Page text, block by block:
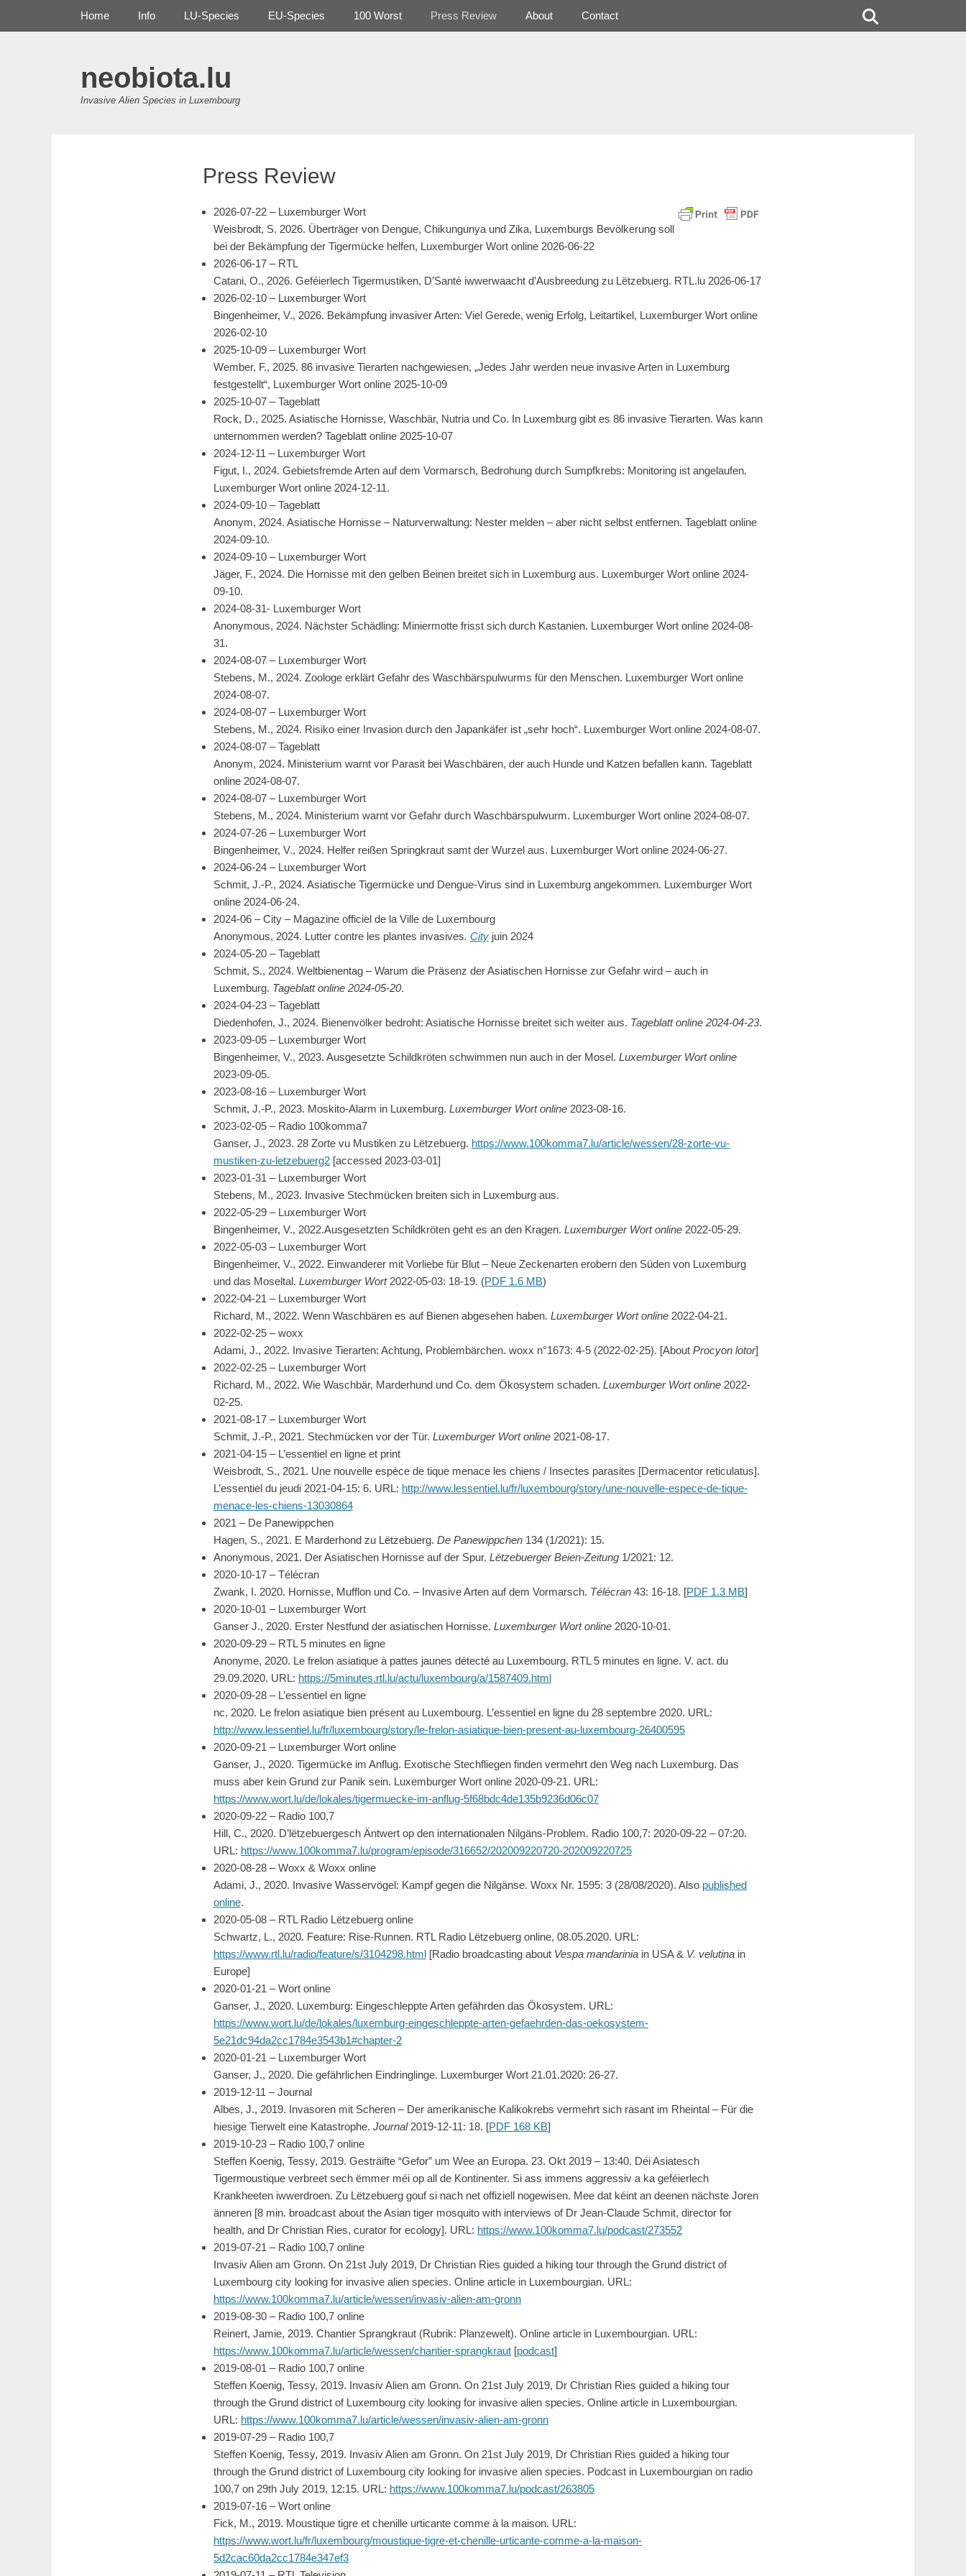
neobiota.lu
Invasive Alien Species in Luxembourg
Primary Menu
Home Info LU-Species EU-Species 100 Worst Press Review About Contact
Press Review
2026-07-22 – Luxemburger Wort
Weisbrodt, S. 2026. Überträger von Dengue, Chikungunya und Zika, Luxemburgs Bevölkerung soll
bei der Bekämpfung der Tigermücke helfen, Luxemburger Wort online 2026-06-22
2026-06-17 – RTL
Catani, O., 2026. Geféierlech Tigermustiken, D’Santé iwwerwaacht d’Ausbreedung zu Lëtzebuerg. RTL.lu 2026-06-17
2026-02-10 – Luxemburger Wort
Bingenheimer, V., 2026. Bekämpfung invasiver Arten: Viel Gerede, wenig Erfolg, Leitartikel, Luxemburger Wort online
2026-02-10
2025-10-09 – Luxemburger Wort
Wember, F., 2025. 86 invasive Tierarten nachgewiesen, „Jedes Jahr werden neue invasive Arten in Luxemburg
festgestellt“, Luxemburger Wort online 2025-10-09
2025-10-07 – Tageblatt
Rock, D., 2025. Asiatische Hornisse, Waschbär, Nutria und Co. In Luxemburg gibt es 86 invasive Tierarten. Was kann
unternommen werden? Tageblatt online 2025-10-07
2024-12-11 – Luxemburger Wort
Figut, I., 2024. Gebietsfremde Arten auf dem Vormarsch, Bedrohung durch Sumpfkrebs: Monitoring ist angelaufen.
Luxemburger Wort online 2024-12-11.
2024-09-10 – Tageblatt
Anonym, 2024. Asiatische Hornisse – Naturverwaltung: Nester melden – aber nicht selbst entfernen. Tageblatt online
2024-09-10.
2024-09-10 – Luxemburger Wort
Jäger, F., 2024. Die Hornisse mit den gelben Beinen breitet sich in Luxemburg aus. Luxemburger Wort online 2024-
09-10.
2024-08-31- Luxemburger Wort
Anonymous, 2024. Nächster Schädling: Miniermotte frisst sich durch Kastanien. Luxemburger Wort online 2024-08-
31.
2024-08-07 – Luxemburger Wort
Stebens, M., 2024. Zoologe erklärt Gefahr des Waschbärspulwurms für den Menschen. Luxemburger Wort online
2024-08-07.
2024-08-07 – Luxemburger Wort
Stebens, M., 2024. Risiko einer Invasion durch den Japankäfer ist „sehr hoch“. Luxemburger Wort online 2024-08-07.
2024-08-07 – Tageblatt
Anonym, 2024. Ministerium warnt vor Parasit bei Waschbären, der auch Hunde und Katzen befallen kann. Tageblatt
online 2024-08-07.
2024-08-07 – Luxemburger Wort
Stebens, M., 2024. Ministerium warnt vor Gefahr durch Waschbärspulwurm. Luxemburger Wort online 2024-08-07.
2024-07-26 – Luxemburger Wort
Bingenheimer, V., 2024. Helfer reißen Springkraut samt der Wurzel aus. Luxemburger Wort online 2024-06-27.
2024-06-24 – Luxemburger Wort
Schmit, J.-P., 2024. Asiatische Tigermücke und Dengue-Virus sind in Luxemburg angekommen. Luxemburger Wort
online 2024-06-24.
2024-06 – City – Magazine officiel de la Ville de Luxembourg
Anonymous, 2024. Lutter contre les plantes invasives. City juin 2024
2024-05-20 – Tageblatt
Schmit, S., 2024. Weltbienentag – Warum die Präsenz der Asiatischen Hornisse zur Gefahr wird – auch in
Luxemburg. Tageblatt online 2024-05-20.
2024-04-23 – Tageblatt
Diedenhofen, J., 2024. Bienenvölker bedroht: Asiatische Hornisse breitet sich weiter aus. Tageblatt online 2024-04-23.
2023-09-05 – Luxemburger Wort
Bingenheimer, V., 2023. Ausgesetzte Schildkröten schwimmen nun auch in der Mosel. Luxemburger Wort online
2023-09-05.
2023-08-16 – Luxemburger Wort
Schmit, J.-P., 2023. Moskito-Alarm in Luxemburg. Luxemburger Wort online 2023-08-16.
2023-02-05 – Radio 100komma7
Ganser, J., 2023. 28 Zorte vu Mustiken zu Lëtzebuerg. https://www.100komma7.lu/article/wessen/28-zorte-vu-
mustiken-zu-letzebuerg2 [accessed 2023-03-01]
2023-01-31 – Luxemburger Wort
Stebens, M., 2023. Invasive Stechmücken breiten sich in Luxemburg aus.
2022-05-29 – Luxemburger Wort
Bingenheimer, V., 2022.Ausgesetzten Schildkröten geht es an den Kragen. Luxemburger Wort online 2022-05-29.
2022-05-03 – Luxemburger Wort
Bingenheimer, V., 2022. Einwanderer mit Vorliebe für Blut – Neue Zeckenarten erobern den Süden von Luxemburg
und das Moseltal. Luxemburger Wort2022-05-03: 18-19. (PDF 1.6 MB)
2022-04-21 – Luxemburger Wort
Richard, M., 2022. Wenn Waschbären es auf Bienen abgesehen haben. Luxemburger Wort online 2022-04-21.
2022-02-25 – woxx
Adami, J., 2022. Invasive Tierarten: Achtung, Problembärchen. woxx n°1673: 4-5 (2022-02-25). [About Procyon lotor]
2022-02-25 – Luxemburger Wort
Richard, M., 2022. Wie Waschbär, Marderhund und Co. dem Ökosystem schaden. Luxemburger Wort online 2022-
02-25.
2021-08-17 – Luxemburger Wort
Schmit, J.-P., 2021. Stechmücken vor der Tür. Luxemburger Wort online 2021-08-17.
2021-04-15 – L’essentiel en ligne et print
Weisbrodt, S., 2021. Une nouvelle espèce de tique menace les chiens / Insectes parasites [Dermacentor reticulatus].
L’essentiel du jeudi 2021-04-15: 6. URL: http://www.lessentiel.lu/fr/luxembourg/story/une-nouvelle-espece-de-tique-
menace-les-chiens-13030864
2021 – De Panewippchen
Hagen, S., 2021. E Marderhond zu Lëtzebuerg. De Panewippchen 134 (1/2021): 15.
Anonymous, 2021. Der Asiatischen Hornisse auf der Spur. Lëtzebuerger Beien-Zeitung 1/2021: 12.
2020-10-17 – Télécran
Zwank, I. 2020. Hornisse, Mufflon und Co. – Invasive Arten auf dem Vormarsch. Télécran 43: 16-18. [PDF 1.3 MB]
2020-10-01 – Luxemburger Wort
Ganser J., 2020. Erster Nestfund der asiatischen Hornisse. Luxemburger Wort online 2020-10-01.
2020-09-29 – RTL 5 minutes en ligne
Anonyme, 2020. Le frelon asiatique à pattes jaunes détecté au Luxembourg. RTL 5 minutes en ligne. V. act. du
29.09.2020. URL: https://5minutes.rtl.lu/actu/luxembourg/a/1587409.html
2020-09-28 – L’essentiel en ligne
nc, 2020. Le frelon asiatique bien présent au Luxembourg. L’essentiel en ligne du 28 septembre 2020. URL:
http://www.lessentiel.lu/fr/luxembourg/story/le-frelon-asiatique-bien-present-au-luxembourg-26400595
2020-09-21 – Luxemburger Wort online
Ganser, J., 2020. Tigermücke im Anflug. Exotische Stechfliegen finden vermehrt den Weg nach Luxemburg. Das
muss aber kein Grund zur Panik sein. Luxemburger Wort online 2020-09-21. URL:
https://www.wort.lu/de/lokales/tigermuecke-im-anflug-5f68bdc4de135b9236d06c07
2020-09-22 – Radio 100,7
Hill, C., 2020. D’lëtzebuergesch Äntwert op den internationalen Nilgäns-Problem. Radio 100,7: 2020-09-22 – 07:20.
URL: https://www.100komma7.lu/program/episode/316652/202009220720-202009220725
2020-08-28 – Woxx & Woxx online
Adami, J., 2020. Invasive Wasservögel: Kampf gegen die Nilgänse. Woxx Nr. 1595: 3 (28/08/2020). Also published
online.
2020-05-08 – RTL Radio Lëtzebuerg online
Schwartz, L., 2020. Feature: Rise-Runnen. RTL Radio Lëtzebuerg online, 08.05.2020. URL:
https://www.rtl.lu/radio/feature/s/3104298.html [Radio broadcasting about Vespa mandarinia in USA & V. velutina in
Europe]
2020-01-21 – Wort online
Ganser, J., 2020. Luxemburg: Eingeschleppte Arten gefährden das Ökosystem. URL:
https://www.wort.lu/de/lokales/luxemburg-eingeschleppte-arten-gefaehrden-das-oekosystem-
5e21dc94da2cc1784e3543b1#chapter-2
2020-01-21 – Luxemburger Wort
Ganser, J., 2020. Die gefährlichen Eindringlinge. Luxemburger Wort 21.01.2020: 26-27.
2019-12-11 – Journal
Albes, J., 2019. Invasoren mit Scheren – Der amerikanische Kalikokrebs vermehrt sich rasant im Rheintal – Für die
hiesige Tierwelt eine Katastrophe. Journal2019-12-11: 18. [PDF 168 KB]
2019-10-23 – Radio 100,7 online
Steffen Koenig, Tessy, 2019. Gesträifte “Gefor” um Wee an Europa. 23. Okt 2019 – 13:40. Déi Asiatesch
Tigermoustique verbreet sech ëmmer méi op all de Kontinenter. Si ass immens aggressiv a ka geféierlech
Krankheeten iwwerdroen. Zu Lëtzebuerg gouf si nach net offiziell nogewisen. Mee dat kéint an deenen nächste Joren
änneren [8 min. broadcast about the Asian tiger mosquito with interviews of Dr Jean-Claude Schmit, director for
health, and Dr Christian Ries, curator for ecology]. URL: https://www.100komma7.lu/podcast/273552
2019-07-21 – Radio 100,7 online
Invasiv Alien am Gronn. On 21st July 2019, Dr Christian Ries guided a hiking tour through the Grund district of
Luxembourg city looking for invasive alien species. Online article in Luxembourgian. URL:
https://www.100komma7.lu/article/wessen/invasiv-alien-am-gronn
2019-08-30 – Radio 100,7 online
Reinert, Jamie, 2019. Chantier Sprangkraut (Rubrik: Planzewelt). Online article in Luxembourgian. URL:
https://www.100komma7.lu/article/wessen/chantier-sprangkraut [podcast]
2019-08-01 – Radio 100,7 online
Steffen Koenig, Tessy, 2019. Invasiv Alien am Gronn. On 21st July 2019, Dr Christian Ries guided a hiking tour
through the Grund district of Luxembourg city looking for invasive alien species. Online article in Luxembourgian.
URL: https://www.100komma7.lu/article/wessen/invasiv-alien-am-gronn
2019-07-29 – Radio 100,7
Steffen Koenig, Tessy, 2019. Invasiv Alien am Gronn. On 21st July 2019, Dr Christian Ries guided a hiking tour
through the Grund district of Luxembourg city looking for invasive alien species. Podcast in Luxembourgian on radio
100,7 on 29th July 2019, 12:15. URL: https://www.100komma7.lu/podcast/263805
2019-07-16 – Wort online
Fick, M., 2019. Moustique tigre et chenille urticante comme à la maison. URL:
https://www.wort.lu/fr/luxembourg/moustique-tigre-et-chenille-urticante-comme-a-la-maison-
5d2cac60da2cc1784e347ef3